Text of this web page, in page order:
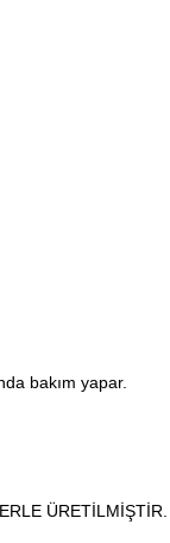
bakım yapar.
ÜRETİLMİŞTİR.